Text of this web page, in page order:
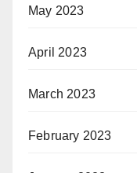
May 2023
April 2023
March 2023
February 2023